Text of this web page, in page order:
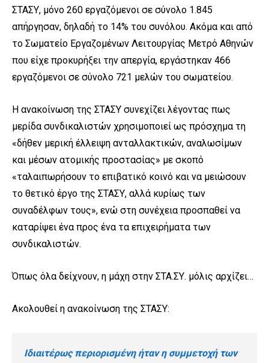
ΣΤΑΣΥ, μόνο 260 εργαζόμενοι σε σύνολο 1.845
απήργησαν, δηλαδή το 14% του συνόλου. Ακόμα και από
το Σωματείο Εργαζομένων Λειτουργίας Μετρό Αθηνών
που είχε προκυρήξει την απεργία, εργάστηκαν 466
εργαζόμενοι σε σύνολο 721 μελών του σωματείου.
Η ανακοίνωση της ΣΤΑΣΥ συνεχίζει λέγοντας πως
μερίδα συνδικαλιστών χρησιμοποιεί ως πρόσχημα τη
«δήθεν μερική έλλειψη ανταλλακτικών, αναλωσίμων
και μέσων ατομικής προστασίας» με σκοπό
«ταλαιπωρήσουν το επιβατικό κοινό και να μειώσουν
το θετικό έργο της ΣΤΑΣΥ, αλλά κυρίως των
συναδέλφων τους», ενώ στη συνέχεια προσπαθεί να
καταρίψει ένα προς ένα τα επιχειρήματα των
συνδικαλιστών.
Όπως όλα δείχνουν, η μάχη στην ΣΤΑ.ΣΥ. μόλις αρχίζει…
Ακολουθεί η ανακοίνωση της ΣΤΑΣΥ:
Ιδιαιτέρως περιορισμένη ήταν η συμμετοχή των